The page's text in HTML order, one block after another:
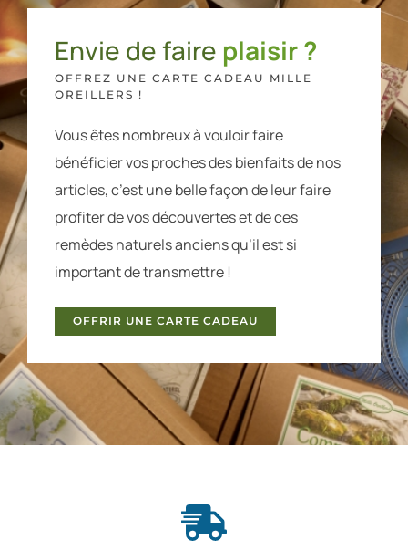
Envie de faire plaisir ?
OFFREZ UNE CARTE CADEAU MILLE
OREILLERS !
Vous êtes nombreux à vouloir faire
bénéficier vos proches des bienfaits de nos
articles, c’est une belle façon de leur faire
profiter de vos découvertes et de ces
remèdes naturels anciens qu’il est si
important de transmettre !
OFFRIR UNE CARTE CADEAU